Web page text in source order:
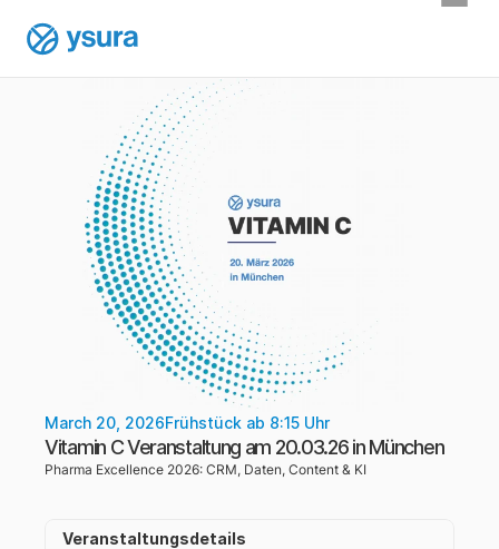
March 20, 2026Frühstück ab 8:15 Uhr
Vitamin C Veranstaltung am 20.03.26 in München
Pharma Excellence 2026: CRM, Daten, Content & KI
Veranstaltungsdetails